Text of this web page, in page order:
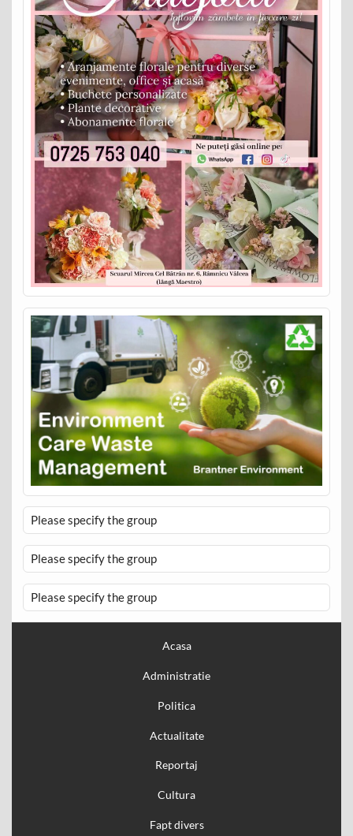
Please specify the group
Please specify the group
Please specify the group
Acasa
Administratie
Politica
Actualitate
Reportaj
Cultura
Fapt divers